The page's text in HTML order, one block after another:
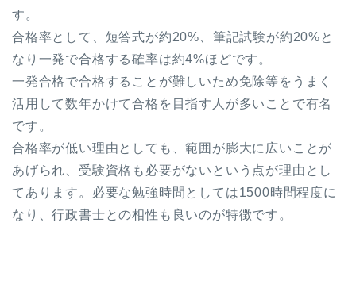
す。
合格率として、短答式が約20%、筆記試験が約20%と
なり一発で合格する確率は約4%ほどです。
一発合格で合格することが難しいため免除等をうまく
活用して数年かけて合格を目指す人が多いことで有名
です。
合格率が低い理由としても、範囲が膨大に広いことが
あげられ、受験資格も必要がないという点が理由とし
てあります。必要な勉強時間としては1500時間程度に
なり、行政書士との相性も良いのが特徴です。